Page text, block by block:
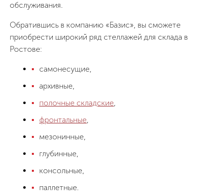
обслуживания.
Обратившись в компанию «Базис», вы сможете
приобрести широкий ряд стеллажей для склада в
Ростове:
самонесущие,
архивные,
полочные складские,
фронтальные,
мезонинные,
глубинные,
консольные,
паллетные.